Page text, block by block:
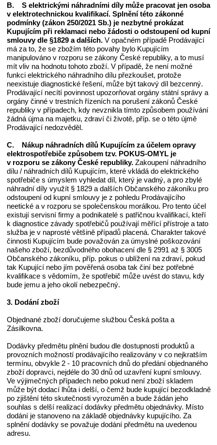
B. S elektrickými náhradními díly může pracovat jen osoba
v elektrotechnickou kvalifikací. Splnění této zákonné
podmínky (zákon 250/2021 Sb.) je nezbytné prokázat
Kupujícím při reklamaci nebo žádosti o odstoupení od kupní
smlouvy dle §1829 a dalších.V opačném případě Prodávající
má za to, že se zbožím této povahy bylo Kupujícím
manipulováno v rozporu se zákony České republiky, a to musí
mít vliv na hodnotu tohoto zboží. V případě, že není možné
funkci elektrického náhradního dílu přezkoušet, protože
neexistuje diagnostické řešení, může být takový díl bezcenný.
Prodávající necítí povinnost upozorňovat orgány státní správy a
orgány činné v trestních řízeních na porušení zákonů České
republiky v případech, kdy nevznikla tímto způsobem používání
žádná újma na majetku, zdraví či životě, příp. se o této újmě
Prodávající nedozvěděl.
C. Nákup náhradních dílů Kupujícím za účelem opravy
elektrospotřebiče způsobem tzv. POKUS-OMYL je
v rozporu se zákony České republiky. Zakoupení náhradního
dílu / náhradních dílů Kupujícím, které vkládá do elektrického
spotřebiče s úmyslem vyhledat díl, který je vadný, a pro zbylé
náhradní díly využít § 1829 a dalších Občanského zákoníku pro
odstoupení od kupní smlouvy je z pohledu Prodávajícího
neetické a v rozporu se společenskou morálkou. Pro tento účel
existují servisní firmy a podnikatelé s patřičnou kvalifikací, kteří
k diagnostice závady spotřebičů používají měřící přístroje a tato
služba je v naprosté většině případů placená. Charakter takové
činnosti Kupujícím bude považován za úmyslné poškozování
našeho zboží, bezdůvodného obohacení dle § 2991 až § 3005
Občanského zákoníku, příp. pokus o ublížení na zdraví, pokud
tak Kupující nebo jím pověřená osoba tak činí bez potřebné
kvalifikace s vědomím, že spotřebič může uvést do stavu, kdy
bude jemu a jeho okolí nebezpečný.
3. Dodání zboží
Objednané zboží doručujeme službou Česká pošta a
Zásilkovna.
Dodávky předmětu plnění budou dle dostupnosti produktů a
provozních možností prodávajícího realizovány v co nejkratším
termínu, obvykle 2 - 10 pracovních dnů do předání objednaného
zboží dopravci, nejdéle do 30 dnů od uzavření kupní smlouvy.
Ve výjimečných případech nebo pokud není zboží skladem
může být dodací lhůta i delší, o čemž bude kupující bezodkladně
po zjištění této skutečnosti vyrozuměn a bude žádán jeho
souhlas s delší realizací dodávky předmětu objednávky. Místo
dodání je stanoveno na základě objednávky kupujícího. Za
splnění dodávky se považuje dodání předmětu na uvedenou
adresu.